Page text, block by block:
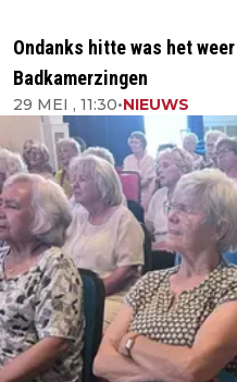
Ondanks hitte was het
Badkamerzingen
29 MEI , 11:30•NIEUWS